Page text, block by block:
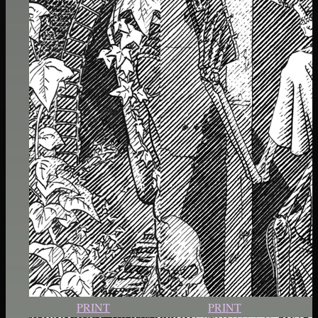
evoke the passage between worlds.
PRINT PRINT